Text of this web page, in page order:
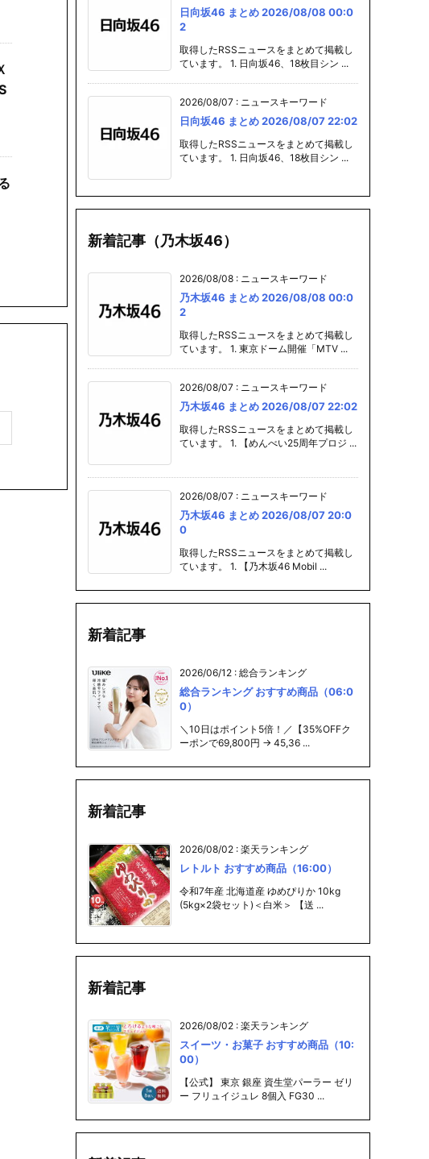
日向坂46 まとめ 2026/08/08 00:0
2
取得したRSSニュースをまとめて掲載し
ています。 1. 日向坂46、18枚目シン ...
2026/08/07 : ニュースキーワード
日向坂46 まとめ 2026/08/07 22:02
取得したRSSニュースをまとめて掲載し
ています。 1. 日向坂46、18枚目シン ...
新着記事（乃木坂46）
2026/08/08 : ニュースキーワード
乃木坂46 まとめ 2026/08/08 00:0
2
取得したRSSニュースをまとめて掲載し
ています。 1. 東京ドーム開催「MTV ...
2026/08/07 : ニュースキーワード
乃木坂46 まとめ 2026/08/07 22:02
取得したRSSニュースをまとめて掲載し
ています。 1. 【めんべい25周年プロジ ...
2026/08/07 : ニュースキーワード
乃木坂46 まとめ 2026/08/07 20:0
0
取得したRSSニュースをまとめて掲載し
ています。 1. 【乃木坂46 Mobil ...
新着記事
2026/06/12 : 総合ランキング
総合ランキング おすすめ商品（06:0
0）
＼10日はポイント5倍！／【35%OFFク
ーポンで69,800円 → 45,36 ...
新着記事
2026/08/02 : 楽天ランキング
レトルト おすすめ商品（16:00）
令和7年産 北海道産 ゆめぴりか 10kg
(5kg×2袋セット)＜白米＞ 【送 ...
新着記事
2026/08/02 : 楽天ランキング
スイーツ・お菓子 おすすめ商品（10:
00）
【公式】 東京 銀座 資生堂パーラー ゼリ
ー フリュイジュレ 8個入 FG30 ...